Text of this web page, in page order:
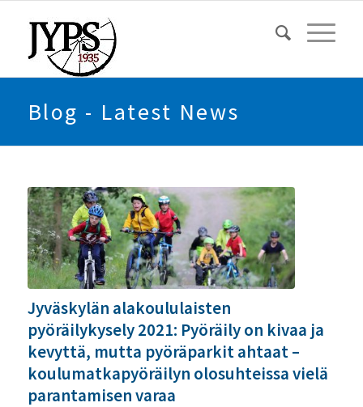
Blog - Latest News
Jyväskylän alakoululaisten
pyöräilykysely 2021: Pyöräily on kivaa ja
kevyttä, mutta pyöräparkit ahtaat –
koulumatkapyöräilyn olosuhteissa vielä
parantamisen varaa